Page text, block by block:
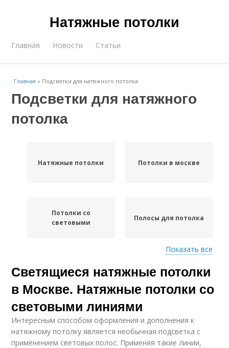
Натяжные потолки
Главная Новости Статьи
Главная » Подсветки для натяжного потолка
Подсветки для натяжного
потолка
Натяжные потолки Потолки в москве
Потолки со
световыми
Полосы для потолка
Светящийся потолок Натяжной потолок
Цены на натяжные
потолки
Потолки с установкой
Показать все
Светящиеся натяжные потолки
в Москве. Натяжные потолки со
световыми линиями
Интересным способом оформления и дополнения к
натяжному потолку является необычная подсветка с
применением световых полос. Применяя такие линии,